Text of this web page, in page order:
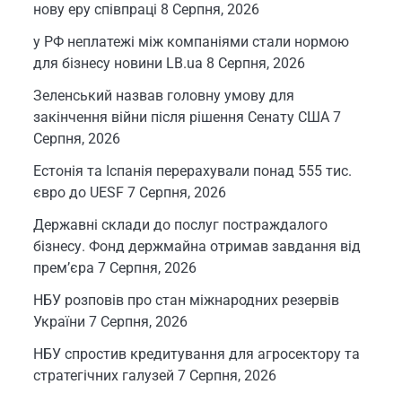
нову еру співпраці 8 Серпня, 2026
у РФ неплатежі між компаніями стали нормою
для бізнесу новини LB.ua 8 Серпня, 2026
Зеленський назвав головну умову для
закінчення війни після рішення Сенату США 7
Серпня, 2026
Естонія та Іспанія перерахували понад 555 тис.
євро до UESF 7 Серпня, 2026
Державні склади до послуг постраждалого
бізнесу. Фонд держмайна отримав завдання від
прем’єра 7 Серпня, 2026
НБУ розповів про стан міжнародних резервів
України 7 Серпня, 2026
НБУ спростив кредитування для агросектору та
стратегічних галузей 7 Серпня, 2026